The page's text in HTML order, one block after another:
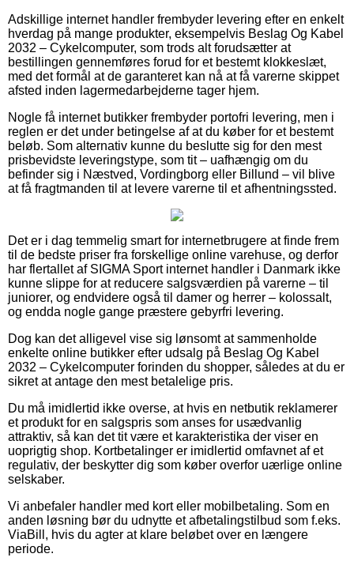
Adskillige internet handler frembyder levering efter en enkelt
hverdag på mange produkter, eksempelvis Beslag Og Kabel
2032 – Cykelcomputer, som trods alt forudsætter at
bestillingen gennemføres forud for et bestemt klokkeslæt,
med det formål at de garanteret kan nå at få varerne skippet
afsted inden lagermedarbejderne tager hjem.
Nogle få internet butikker frembyder portofri levering, men i
reglen er det under betingelse af at du køber for et bestemt
beløb. Som alternativ kunne du beslutte sig for den mest
prisbevidste leveringstype, som tit – uafhængig om du
befinder sig i Næstved, Vordingborg eller Billund – vil blive
at få fragtmanden til at levere varerne til et afhentningssted.
Det er i dag temmelig smart for internetbrugere at finde frem
til de bedste priser fra forskellige online varehuse, og derfor
har flertallet af SIGMA Sport internet handler i Danmark ikke
kunne slippe for at reducere salgsværdien på varerne – til
juniorer, og endvidere også til damer og herrer – kolossalt,
og endda nogle gange præstere gebyrfri levering.
Dog kan det alligevel vise sig lønsomt at sammenholde
enkelte online butikker efter udsalg på Beslag Og Kabel
2032 – Cykelcomputer forinden du shopper, således at du er
sikret at antage den mest betalelige pris.
Du må imidlertid ikke overse, at hvis en netbutik reklamerer
et produkt for en salgspris som anses for usædvanlig
attraktiv, så kan det tit være et karakteristika der viser en
uoprigtig shop. Kortbetalinger er imidlertid omfavnet af et
regulativ, der beskytter dig som køber overfor uærlige online
selskaber.
Vi anbefaler handler med kort eller mobilbetaling. Som en
anden løsning bør du udnytte et afbetalingstilbud som f.eks.
ViaBill, hvis du agter at klare beløbet over en længere
periode.